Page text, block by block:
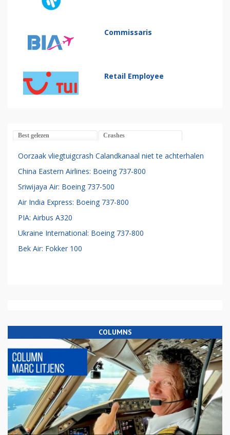
Commissaris
Retail Employee
Best gelezen Crashes
Oorzaak vliegtuigcrash Calandkanaal niet te achterhalen
China Eastern Airlines: Boeing 737-800
Sriwijaya Air: Boeing 737-500
Air India Express: Boeing 737-800
PIA: Airbus A320
Ukraine International: Boeing 737-800
Bek Air: Fokker 100
COLUMNS